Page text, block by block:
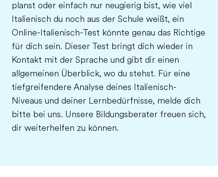
planst oder einfach nur neugierig bist, wie viel
Italienisch du noch aus der Schule weißt, ein
Online-Italienisch-Test könnte genau das Richtige
für dich sein. Dieser Test bringt dich wieder in
Kontakt mit der Sprache und gibt dir einen
allgemeinen Überblick, wo du stehst. Für eine
tiefgreifendere Analyse deines Italienisch-
Niveaus und deiner Lernbedürfnisse, melde dich
bitte bei uns. Unsere Bildungsberater freuen sich,
dir weiterhelfen zu können.